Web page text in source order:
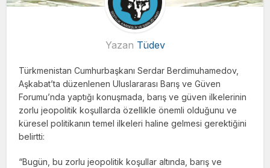
Yazan Tüdev
Türkmenistan Cumhurbaşkanı Serdar Berdimuhamedov,
Aşkabat’ta düzenlenen Uluslararası Barış ve Güven
Forumu’nda yaptığı konuşmada, barış ve güven ilkelerinin
zorlu jeopolitik koşullarda özellikle önemli olduğunu ve
küresel politikanın temel ilkeleri haline gelmesi gerektiğini
belirtti:
“Bugün, bu zorlu jeopolitik koşullar altında, barış ve